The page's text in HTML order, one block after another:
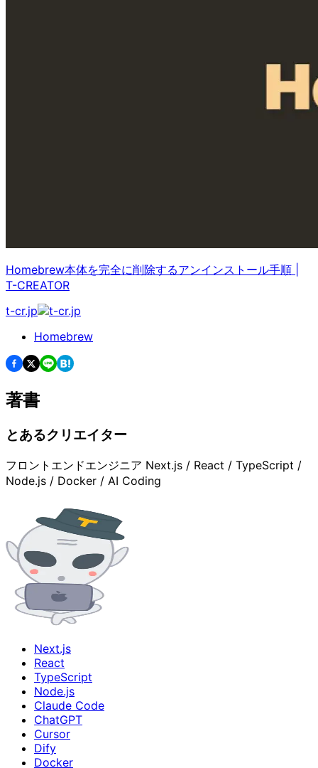
Homebrew本体を完全に削除するアンインストール手順
T-CREATOR
t-cr.jp
Homebrew
著書
とあるクリエイター
フロントエンドエンジニア Next.js / React / TypeScript /
Node.js / Docker / AI Coding
Next.js
React
TypeScript
Node.js
Claude Code
ChatGPT
Cursor
Dify
Docker